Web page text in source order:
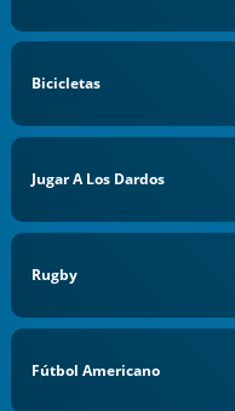
Bicicletas
Jugar A Los Dardos
Rugby
Fútbol Americano